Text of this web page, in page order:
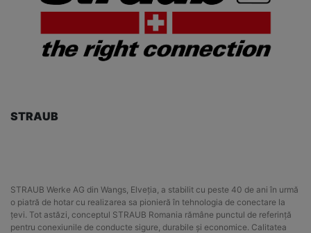
STRAUB
STRAUB Werke AG din Wangs, Elveția, a stabilit cu peste 40 de ani în urmă
o piatră de hotar cu realizarea sa pionieră în tehnologia de conectare la
țevi. Tot astăzi, conceptul STRAUB Romania rămâne punctul de referință
pentru conexiunile de conducte sigure, durabile și economice. Calitatea